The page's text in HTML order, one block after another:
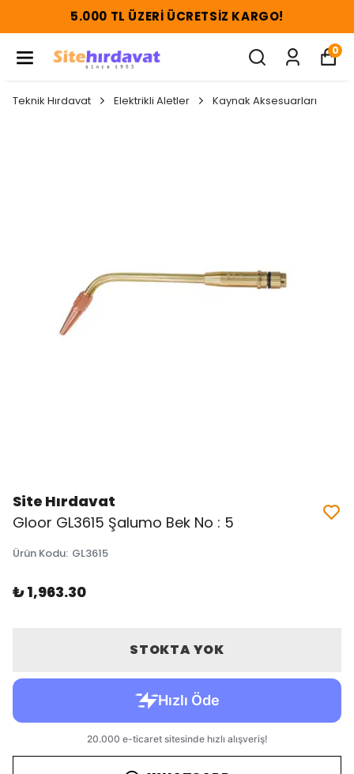
5.000 TL ÜZERI ÜCRETSIZ KARGO!
0
Teknik Hırdavat Elektrikli Aletler Kaynak Aksesuarları
Site Hırdavat
Gloor GL3615 Şalumo Bek No : 5
Ürün Kodu: GL3615
₺ 1,963.30
STOKTA YOK